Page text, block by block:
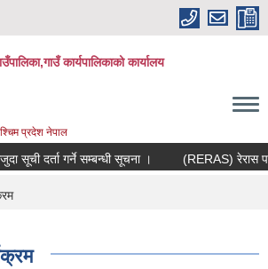
कार्यपालिकाको कार्यालय
प्रदेश नेपाल
सूची दर्ता गर्ने सम्बन्धी सूचना । (RERAS) रेरास